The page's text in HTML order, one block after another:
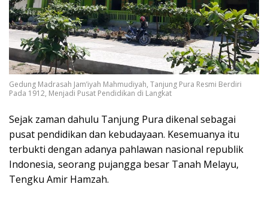
Gedung Madrasah Jam’iyah Mahmudiyah, Tanjung Pura Resmi Berdiri
Pada 1912, Menjadi Pusat Pendidikan di Langkat
Sejak zaman dahulu Tanjung Pura dikenal sebagai
pusat pendidikan dan kebudayaan. Kesemuanya itu
terbukti dengan adanya pahlawan nasional republik
Indonesia, seorang pujangga besar Tanah Melayu,
Tengku Amir Hamzah.